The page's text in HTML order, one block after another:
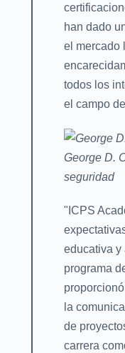
han dado
el mercado
todos los
el campo
George D.
seguridad
"ICPS
educativa y
programa
la
de
carrera